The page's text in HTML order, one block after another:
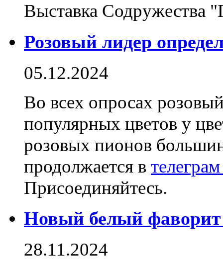
Выставка
Розовый лидер
05.12.2024
Во всех опросах
популярных цветов у
розовых пионов
продолжается в
Присоединяйтесь.
Новый белый фаворит
28.11.2024